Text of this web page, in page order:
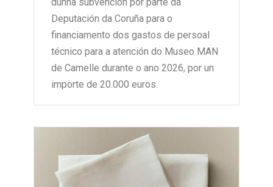
Deputación da Coruña para o
financiamento dos gastos de persoal
técnico para a atención do Museo MAN
de Camelle durante o ano 2026, por un
importe de 20.000 euros.